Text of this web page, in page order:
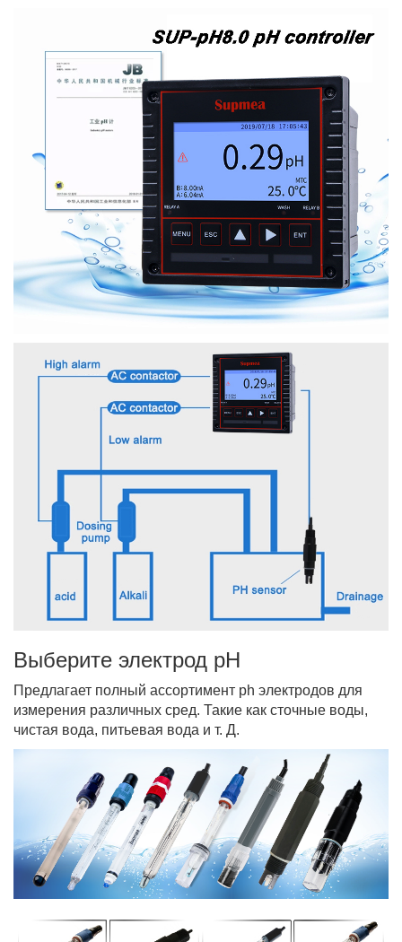
Выберите электрод pH
Предлагает полный ассортимент ph электродов для
измерения различных сред. Такие как сточные воды,
чистая вода, питьевая вода и т. Д.